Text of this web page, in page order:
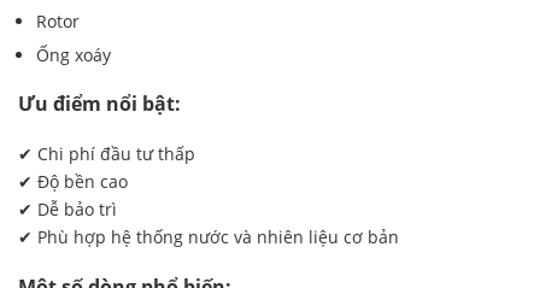
Rotor
Ống xoáy
Ưu điểm nổi bật:
✔ Chi phí đầu tư thấp
✔ Độ bền cao
✔ Dễ bảo trì
✔ Phù hợp hệ thống nước và nhiên liệu cơ bản